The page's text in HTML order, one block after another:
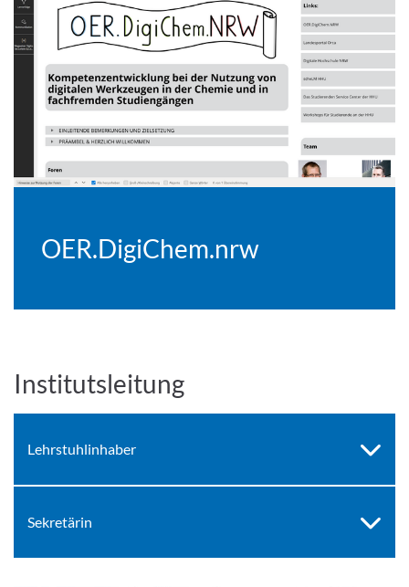
OER.DigiChem.nrw
Institutsleitung
Lehrstuhlinhaber
Sekretärin